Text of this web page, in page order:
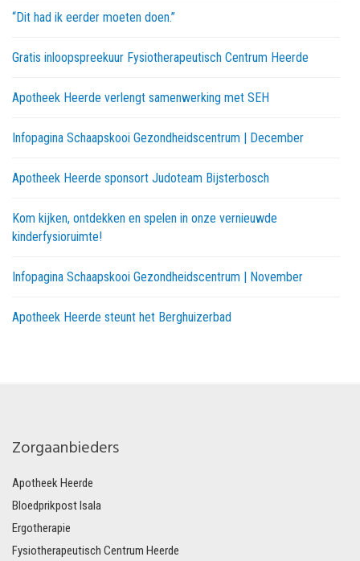
“Dit had ik eerder moeten doen.”
Gratis inloopspreekuur Fysiotherapeutisch Centrum Heerde
Apotheek Heerde verlengt samenwerking met SEH
Infopagina Schaapskooi Gezondheidscentrum | December
Apotheek Heerde sponsort Judoteam Bijsterbosch
Kom kijken, ontdekken en spelen in onze vernieuwde
kinderfysioruimte!
Infopagina Schaapskooi Gezondheidscentrum | November
Apotheek Heerde steunt het Berghuizerbad
Zorgaanbieders
Apotheek Heerde
Bloedprikpost Isala
Ergotherapie
Fysiotherapeutisch Centrum Heerde